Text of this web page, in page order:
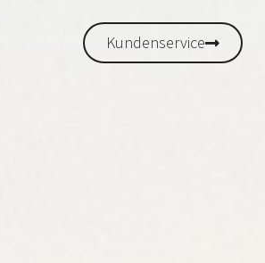
Kundenservice